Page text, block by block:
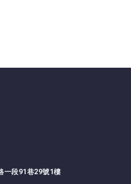
一段91巷29號1樓